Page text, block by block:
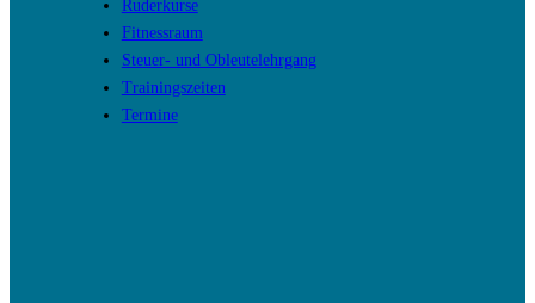
Ruderkurse
Fitnessraum
Steuer- und Obleutelehrgang
Trainingszeiten
Termine